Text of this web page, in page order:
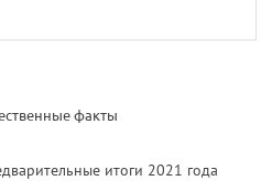
факты
итоги 2021 года